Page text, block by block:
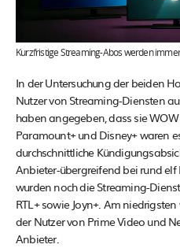
Kurzfristige Streaming-Abos werden
In der Untersuchung der beiden
Nutzer von Streaming-Diensten
haben angegeben, dass sie
Paramount+ und Disney+ waren
durchschnittliche
Anbieter-übergreifend bei rund elf
wurden noch die Streaming-
RTL+ sowie Joyn+. Am
der Nutzer von Prime Video und
Anbieter.